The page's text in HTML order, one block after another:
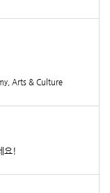
Arts & Culture
요!